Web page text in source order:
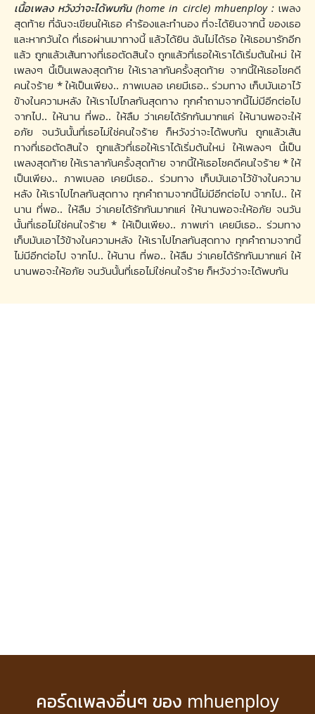
เนื้อเพลง หวังว่าจะได้พบกัน (home in circle) mhuenploy : เพลง
สุดท้าย ที่ฉันจะเขียนให้เธอ คำร้องและทำนอง ที่จะได้ยินจากนี้ ของเธอ
และหากวันใด ที่เธอผ่านมาทางนี้ แล้วได้ยิน ฉันไม่ได้รอ ให้เธอมารักอีก
แล้ว ถูกแล้วเส้นทางที่เธอตัดสินใจ ถูกแล้วที่เธอให้เราได้เริ่มต้นใหม่ ให้
เพลงๆ นี้เป็นเพลงสุดท้าย ให้เราลากันครั้งสุดท้าย จากนี้ให้เธอโชคดี
คนใจร้าย * ให้เป็นเพียง.. ภาพเบลอ เคยมีเธอ.. ร่วมทาง เก็บมันเอาไว้
ข้างในความหลัง ให้เราไปไกลกันสุดทาง ทุกคำถามจากนี้ไม่มีอีกต่อไป
จากไป.. ให้นาน ที่พอ.. ให้ลืม ว่าเคยได้รักกันมากแค่ ให้นานพอจะให้
อภัย จนวันนั้นที่เธอไม่ใช่คนใจร้าย ก็หวังว่าจะได้พบกัน ถูกแล้วเส้น
ทางที่เธอตัดสินใจ ถูกแล้วที่เธอให้เราได้เริ่มต้นใหม่ ให้เพลงๆ นี้เป็น
เพลงสุดท้าย ให้เราลากันครั้งสุดท้าย จากนี้ให้เธอโชคดีคนใจร้าย * ให้
เป็นเพียง.. ภาพเบลอ เคยมีเธอ.. ร่วมทาง เก็บมันเอาไว้ข้างในความ
หลัง ให้เราไปไกลกันสุดทาง ทุกคำถามจากนี้ไม่มีอีกต่อไป จากไป.. ให้
นาน ที่พอ.. ให้ลืม ว่าเคยได้รักกันมากแค่ ให้นานพอจะให้อภัย จนวัน
นั้นที่เธอไม่ใช่คนใจร้าย * ให้เป็นเพียง.. ภาพเก่า เคยมีเธอ.. ร่วมทาง
เก็บมันเอาไว้ข้างในความหลัง ให้เราไปไกลกันสุดทาง ทุกคำถามจากนี้
ไม่มีอีกต่อไป จากไป.. ให้นาน ที่พอ.. ให้ลืม ว่าเคยได้รักกันมากแค่ ให้
นานพอจะให้อภัย จนวันนั้นที่เธอไม่ใช่คนใจร้าย ก็หวังว่าจะได้พบกัน
คอร์ดเพลงอื่นๆ ของ mhuenploy